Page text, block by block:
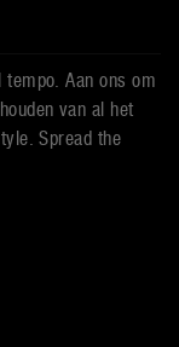
Aan ons om
van al het
Spread the